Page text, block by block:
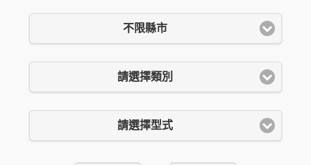
不限縣市
請選擇類別
請選擇型式